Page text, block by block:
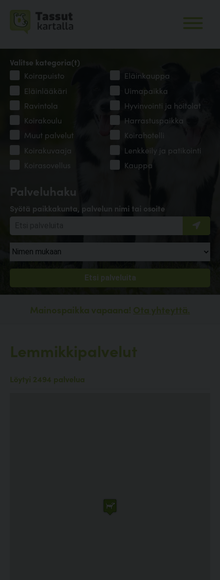
Palveluhaku
Syötä paikkakunta, palvelun nimi tai osoite
Valitse kategoria(t)
Koirapuisto
Eläinkauppa
Eläinlääkäri
Uimapaikka
Ravintola
Hyvinvointi ja hoitolat
Koirakoulu
Harrastuspaikka
Muut palvelut
Koirahotelli
Koirakuvaaja
Lenkkeily ja patikointi
Koirasovellus
Kauppa
Mainospaikka vapaana! Ota yhteyttä.
Lemmikkipalvelut
Löytyi 2494 palvelua